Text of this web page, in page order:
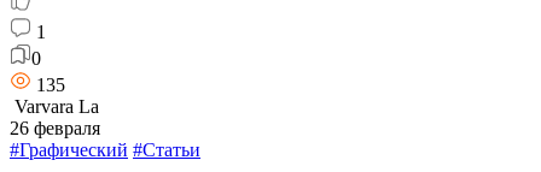
1
0
135
Varvara La
26 февраля
#Графический #Статьи